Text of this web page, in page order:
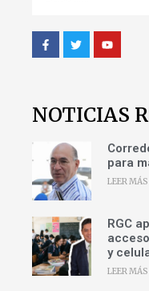
NOTICIAS
para
LEER MÁS
RGC
y
LEER MÁS